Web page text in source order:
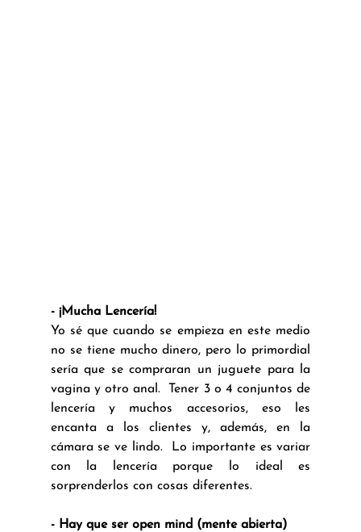
- ¡Mucha Lencería!
Yo sé que cuando se empieza en este medio
no se tiene mucho dinero, pero lo primordial
sería que se compraran un juguete para la
vagina y otro anal.  Tener 3 o 4 conjuntos de
lencería y muchos accesorios, eso les
encanta a los clientes y, además, en la
cámara se ve lindo.  Lo importante es variar
con la lencería porque lo ideal es
sorprenderlos con cosas diferentes.
- Hay que ser open mind (mente abierta)